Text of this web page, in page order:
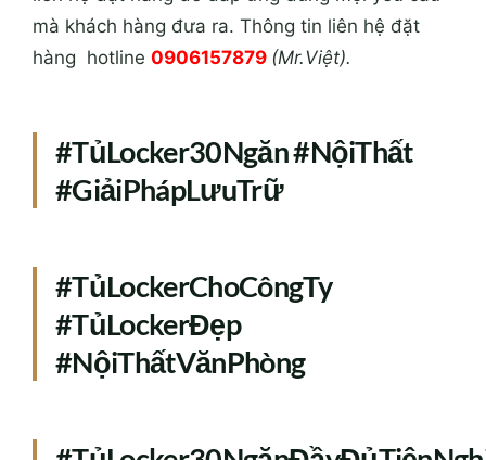
mà khách hàng đưa ra. Thông tin liên hệ đặt
hàng hotline 0906157879 (Mr.Việt).
#TủLocker30Ngăn #NộiThất
#GiảiPhápLưuTrữ
#TủLockerChoCôngTy
#TủLockerĐẹp
#NộiThấtVănPhòng